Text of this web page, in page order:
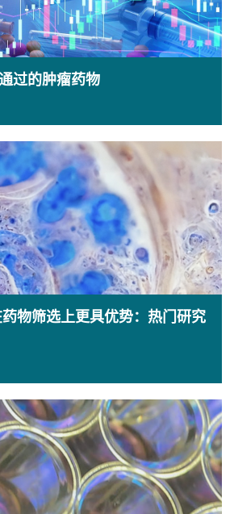
过的肿瘤药物
物筛选上更具优势：热门研究